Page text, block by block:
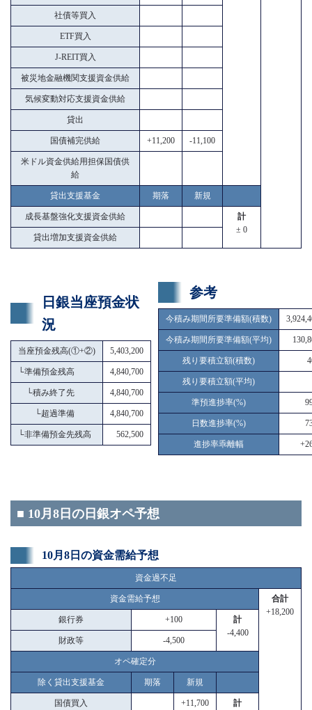
社債等買入
ETF買入
J-REIT買入
被災地金融機関支援資金供給
気候変動対応支援資金供給
貸出
国債補完供給 +11,200 -11,100
米ドル資金供給用担保国債供
給
貸出支援基金 期落 新規
成長基盤強化支援資金供給
計
± 0
貸出増加支援資金供給
日銀当座預金状
況
当座預金残高(①+②) 5,403,200
└準備預金残高 4,840,700
└積み終了先 4,840,700
└超過準備 4,840,700
└非準備預金先残高 562,500
参考
今積み期間所要準備額(積数)
今積み期間所要準備額(平均)
残り要積立額(積数)
残り要積立額(平均)
準預進捗率(%)
日数進捗率(%)
進捗率乖離幅
■ 10月8日の日銀オペ予想
10月8日の資金需給予想
資金過不足
資金需給予想
合計
+18,200
銀行券 +100
計
-4,400
財政等 -4,500
オペ確定分
除く貸出支援基金 期落 新規
国債買入 +11,700
計